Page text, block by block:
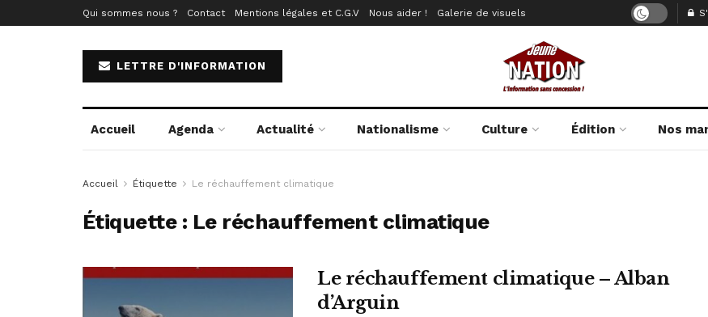
Qui sommes nous ? Contact Mentions légales et C.G.V Nous aider ! Galerie de visuels
LETTRE D'INFORMATION
Accueil Agenda Actualité Nationalisme Culture Édition Nos
Accueil Étiquette Le réchauffement climatique
Étiquette : Le réchauffement climatique
Le réchauffement climatique – Alban
d’Arguin